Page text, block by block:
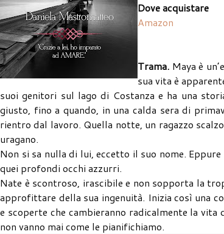
Dove acquistare
Amazon
Trama. Maya è
sua vita è
suoi genitori sul lago di Costanza e ha una
giusto, fino a quando, in una calda sera di
rientro dal lavoro. Quella notte, un ragazzo
uragano.
Non si sa nulla di lui, eccetto il suo nome.
quei profondi occhi azzurri.
Nate è scontroso, irascibile e non sopporta la
approfittare della sua ingenuità. Inizia così una
e scoperte che cambieranno radicalmente la
non vanno mai come le pianifichiamo.